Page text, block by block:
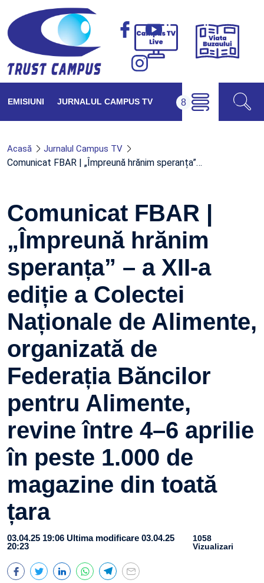
Campus
Viața
EMISIUNI JURNALUL CAMPUS TV
Acasă Jurnalul Campus TV
Comunicat FBAR | „Împreună hrănim speranța”…
Comunicat FBAR |
„Împreună hrănim
speranța” – a XII-a
ediție a Colectei
Naționale de Alimente,
organizată de
Federația Băncilor
pentru Alimente,
revine între 4–6 aprilie
în peste 1.000 de
magazine din toată
țara
03.04.25 19:06 Ultima modificare 03.04.25
20:23
1058
Vizualizari